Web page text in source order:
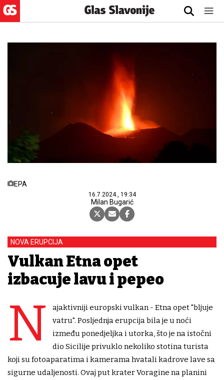
EPA
16.7.2024., 19:34
Milan Bugarić
NOVA ERUPCIJA
Vulkan Etna opet
izbacuje lavu i pepeo
N
ajaktivniji europski vulkan - Etna opet "bljuje
vatru". Posljednja erupcija bila je u noći
između ponedjeljka i utorka, što je na istočni
dio Sicilije privuklo nekoliko stotina turista
koji su fotoaparatima i kamerama hvatali kadrove lave sa
sigurne udaljenosti. Ovaj put krater Voragine na planini